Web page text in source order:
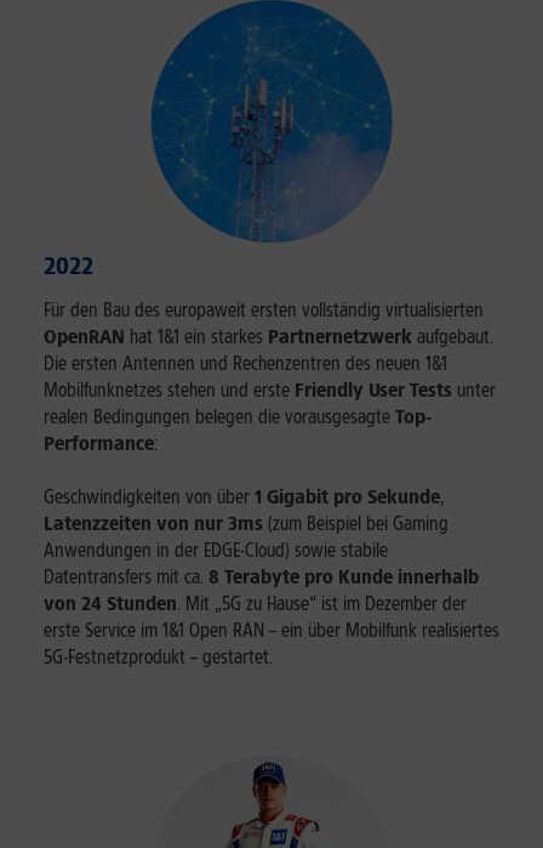
2022
Für den Bau des europaweit ersten vollständig virtualisierten
OpenRAN hat 1&1 ein starkes Partnernetzwerk aufgebaut.
Die ersten Antennen und Rechenzentren des neuen 1&1
Mobilfunknetzes stehen und erste Friendly User Tests unter
realen Bedingungen belegen die vorausgesagte Top-
Performance:
Geschwindigkeiten von über 1 Gigabit pro Sekunde,
Latenzzeiten von nur 3ms (zum Beispiel bei Gaming
Anwendungen in der EDGE-Cloud) sowie stabile
Datentransfers mit ca. 8 Terabyte pro Kunde innerhalb
von 24 Stunden. Mit „5G zu Hause“ ist im Dezember der
erste Service im 1&1 Open RAN – ein über Mobilfunk realisiertes
5G-Festnetzprodukt – gestartet.